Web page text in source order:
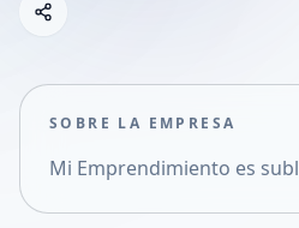
Compartir empresa
Compartir en X
SOBRE LA EMPRESA
Mi Emprendimiento es